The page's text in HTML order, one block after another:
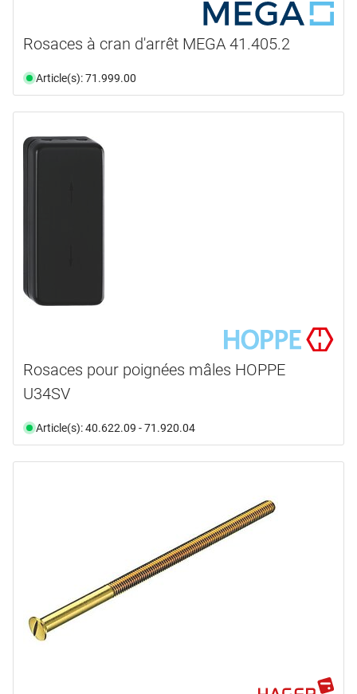
Rosaces à cran d'arrêt MEGA 41.405.2
Article(s): 71.999.00
Rosaces pour poignées mâles HOPPE
U34SV
Article(s): 40.622.09 - 71.920.04